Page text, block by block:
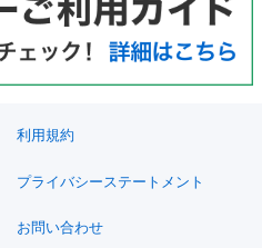
利用規約
プライバシーステートメント
お問い合わせ